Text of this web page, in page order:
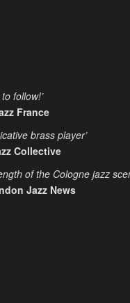
follow!’
France
brass player’
Collective
of the Cologne jazz
Jazz News